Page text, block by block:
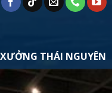
XƯỞNG THÁI NGUYÊN